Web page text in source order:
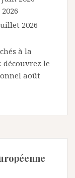
2026
à la
le
août